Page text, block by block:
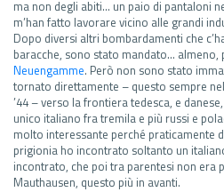
ma non degli abiti… un paio di pantaloni
m’han fatto lavorare vicino alle grandi
Dopo diversi altri bombardamenti che
baracche, sono stato mandato… almeno,
Neuengamme. Però non sono stato
tornato direttamente – questo sempre
’44 – verso la frontiera tedesca, e
unico italiano fra tremila e più russi e
molto interessante perché praticamente
prigionia ho incontrato soltanto un
incontrato, che poi tra parentesi non era
Mauthausen, questo più in avanti.